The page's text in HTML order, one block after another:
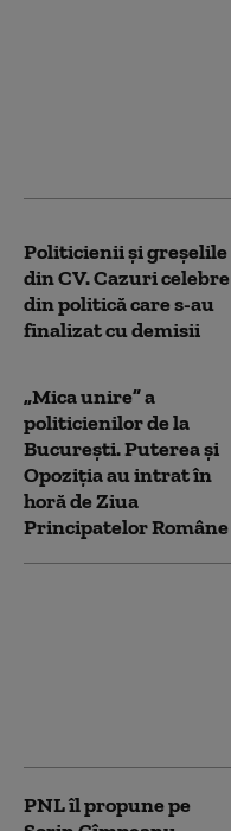
Politicienii și greșelile
din CV. Cazuri celebre
din politică care s-au
finalizat cu demisii
„Mica unire” a
politicienilor de la
București. Puterea și
Opoziția au intrat în
horă de Ziua
Principatelor Române
PNL îl propune pe